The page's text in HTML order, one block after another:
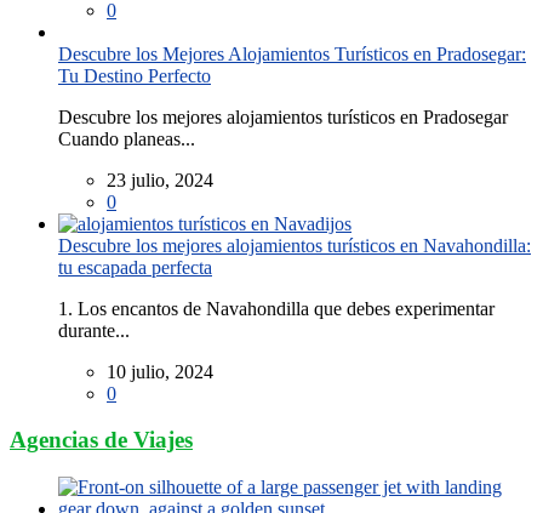
0
Descubre los Mejores Alojamientos Turísticos en Pradosegar:
Tu Destino Perfecto
Descubre los mejores alojamientos turísticos en Pradosegar
Cuando planeas...
23 julio, 2024
0
Descubre los mejores alojamientos turísticos en Navahondilla:
tu escapada perfecta
1. Los encantos de Navahondilla que debes experimentar
durante...
10 julio, 2024
0
Agencias de Viajes